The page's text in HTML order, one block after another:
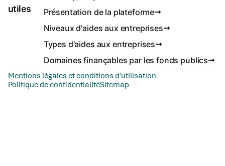
utiles
Présentation de la plateforme
Niveaux d'aides aux entreprises
Types d'aides aux entreprises
Domaines finançables par les fonds publics
Mentions légales et conditions d'utilisation
Politique de confidentialitéSitemap